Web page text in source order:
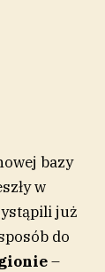
bazy
w
już
do
–